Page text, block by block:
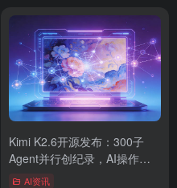
Kimi K2.6开源发布：300子
Agent并行创纪录，AI操作系
统时代开启
AI资讯